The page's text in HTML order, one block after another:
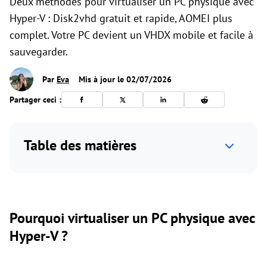
Hyper-V : Disk2vhd gratuit et rapide, AOMEI plus
complet. Votre PC devient un VHDX mobile et facile à
sauvegarder.
Par Eva
Mis à jour le 02/07/2026
Partager ceci :
Table des matières
Pourquoi virtualiser un PC physique avec
Hyper-V ?